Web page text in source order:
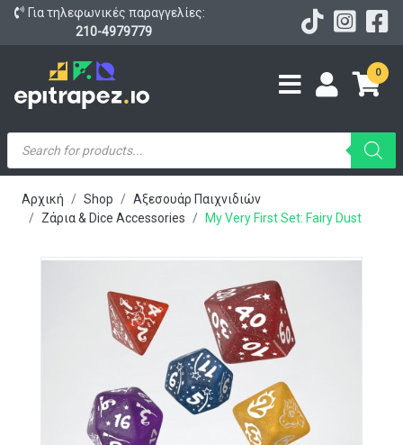
Για τηλεφωνικές παραγγελίες:
210-4979779
0
Products
search
Αρχική Shop
Αξεσουάρ Παιχνιδιών
Ζάρια & Dice Accessories
My Very First Set: Fairy Dust